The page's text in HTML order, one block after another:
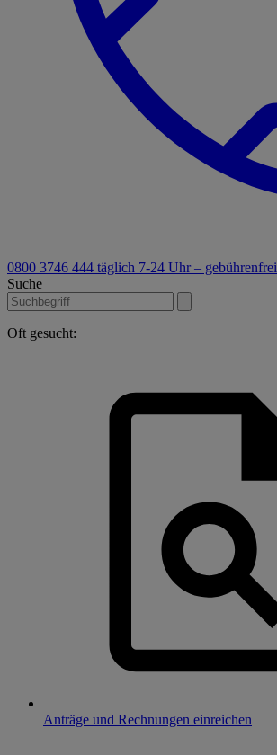
0800 3746 444 täglich 7-24 Uhr – gebührenfrei
Suche
Oft gesucht:
Anträge und Rechnungen einreichen